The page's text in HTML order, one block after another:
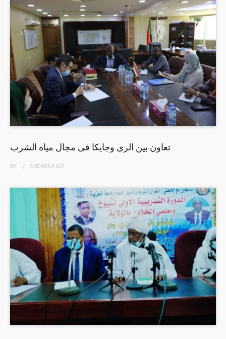
تعاون بين الري وجايكا فى مجال مياه الشرب
BY 5 YEARSAGO